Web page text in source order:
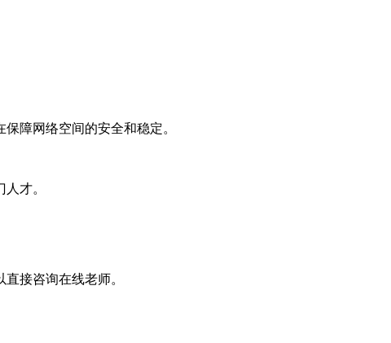
障网络空间的安全和稳定。
才。
接咨询在线老师。